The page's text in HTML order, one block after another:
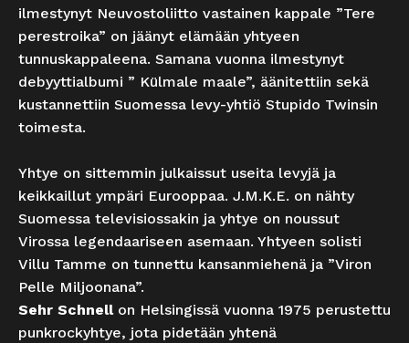
ilmestynyt Neuvostoliitto vastainen kappale ”Tere
perestroika” on jäänyt elämään yhtyeen
tunnuskappaleena. Samana vuonna ilmestynyt
debyyttialbumi ” Külmale maale”, äänitettiin sekä
kustannettiin Suomessa levy-yhtiö Stupido Twinsin
toimesta.
Yhtye on sittemmin julkaissut useita levyjä ja
keikkaillut ympäri Eurooppaa. J.M.K.E. on nähty
Suomessa televisiossakin ja yhtye on noussut
Virossa legendaariseen asemaan. Yhtyeen solisti
Villu Tamme on tunnettu kansanmiehenä ja ”Viron
Pelle Miljoonana”.
Sehr Schnellon Helsingissä vuonna 1975 perustettu
punkrockyhtye, jota pidetään yhtenä